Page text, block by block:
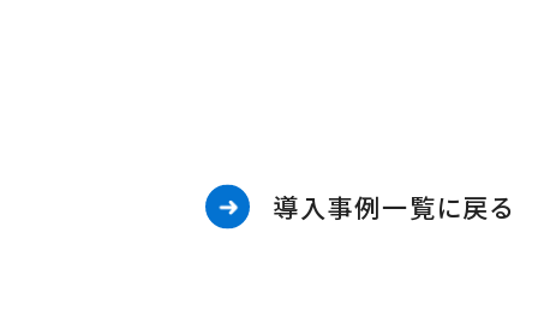
導入事例一覧に戻る